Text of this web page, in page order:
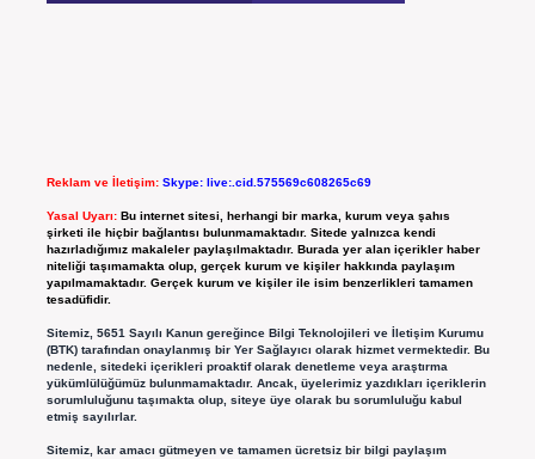
Reklam ve İletişim: Skype: live:.cid.575569c608265c69
Yasal Uyarı: Bu internet sitesi, herhangi bir marka, kurum veya şahıs
şirketi ile hiçbir bağlantısı bulunmamaktadır. Sitede yalnızca kendi
hazırladığımız makaleler paylaşılmaktadır. Burada yer alan içerikler haber
niteliği taşımamakta olup, gerçek kurum ve kişiler hakkında paylaşım
yapılmamaktadır. Gerçek kurum ve kişiler ile isim benzerlikleri tamamen
tesadüfidir.
Sitemiz, 5651 Sayılı Kanun gereğince Bilgi Teknolojileri ve İletişim Kurumu
(BTK) tarafından onaylanmış bir Yer Sağlayıcı olarak hizmet vermektedir. Bu
nedenle, sitedeki içerikleri proaktif olarak denetleme veya araştırma
yükümlülüğümüz bulunmamaktadır. Ancak, üyelerimiz yazdıkları içeriklerin
sorumluluğunu taşımakta olup, siteye üye olarak bu sorumluluğu kabul
etmiş sayılırlar.
Sitemiz, kar amacı gütmeyen ve tamamen ücretsiz bir bilgi paylaşım